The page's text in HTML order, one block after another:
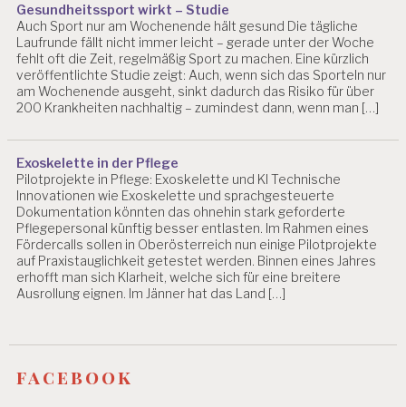
Gesundheitssport wirkt – Studie
Auch Sport nur am Wochenende hält gesund Die tägliche
Laufrunde fällt nicht immer leicht – gerade unter der Woche
fehlt oft die Zeit, regelmäßig Sport zu machen. Eine kürzlich
veröffentlichte Studie zeigt: Auch, wenn sich das Sporteln nur
am Wochenende ausgeht, sinkt dadurch das Risiko für über
200 Krankheiten nachhaltig – zumindest dann, wenn man […]
Exoskelette in der Pflege
Pilotprojekte in Pflege: Exoskelette und KI Technische
Innovationen wie Exoskelette und sprachgesteuerte
Dokumentation könnten das ohnehin stark geforderte
Pflegepersonal künftig besser entlasten. Im Rahmen eines
Fördercalls sollen in Oberösterreich nun einige Pilotprojekte
auf Praxistauglichkeit getestet werden. Binnen eines Jahres
erhofft man sich Klarheit, welche sich für eine breitere
Ausrollung eignen. Im Jänner hat das Land […]
facebook